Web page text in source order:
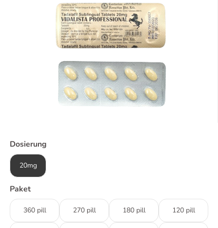
Dosierung
20mg
Paket
360 pill 270 pill 180 pill 120 pill